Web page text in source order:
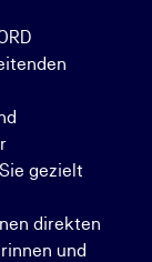
gezielt
direkten
und